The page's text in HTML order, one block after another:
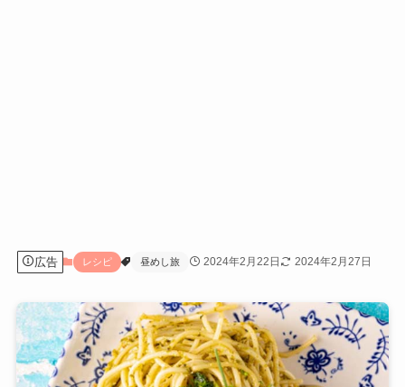
広告 レシピ 昼めし旅 2024年2月22日 2024年2月27日